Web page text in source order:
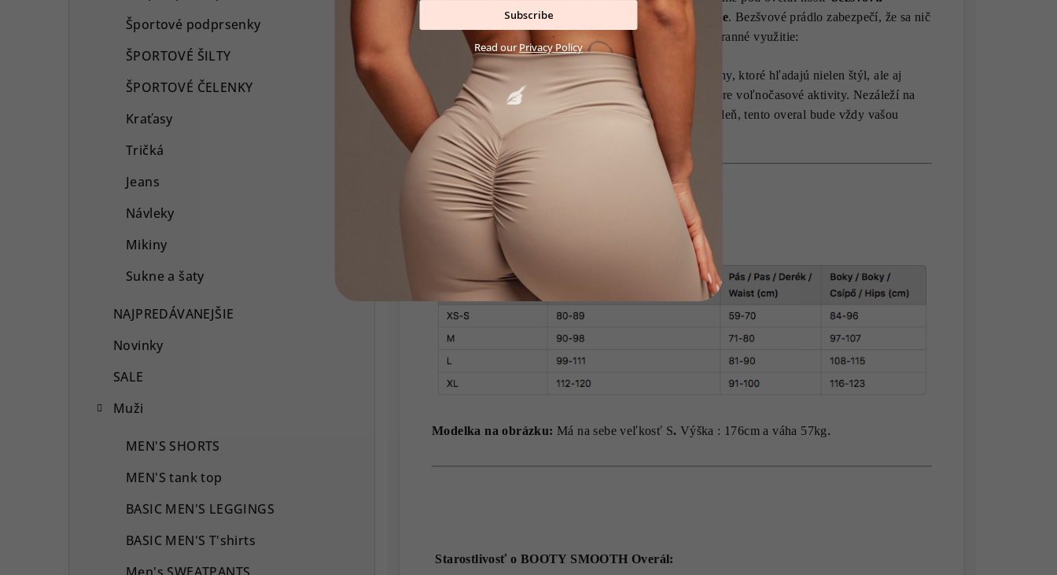
Športové podprsenky
ŠPORTOVÉ ŠILTY
ŠPORTOVÉ ČELENKY
Kraťasy
Tričká
Jeans
Návleky
Mikiny
Sukne a šaty
NAJPREDÁVANEJŠIE
Novinky
SALE
Muži
MEN'S SHORTS
MEN'S tank top
BASIC MEN'S LEGGINGS
BASIC MEN'S T'shirts
podprsenku a bezšvové nohavičky v brazílskom štýle. Bezšvové prádlo zabezpečí, že sa nič
nebude rysovať pod priliehavým strihom overalu.Všestranné využitie:
BOOTY SMOOTH overál je navrhnutý pre aktívne ženy, ktoré hľadajú nielen štýl, ale aj
funkčnosť. Je ideálny pre rôzne druhy športov, ako aj pre voľnočasové aktivity. Nezáleží na
tom, či idete na tréning alebo sa chystáte na relaxačný deň, tento overal bude vždy vašou
prvou voľbou.
:
Modelka na obrázku: Má na sebe veľkosť S. Výška : 176cm a váha 57kg.
Starostlivosť o BOOTY SMOOTH Overál:
Subscribe
Read ourPrivacy Policy